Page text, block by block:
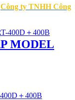
Công ty TNHH Công
MODEL
＋400B